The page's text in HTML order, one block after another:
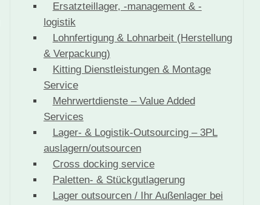
Ersatzteillager, -management & -
logistik
Lohnfertigung & Lohnarbeit (Herstellung
& Verpackung)
Kitting Dienstleistungen & Montage
Service
Mehrwertdienste – Value Added
Services
Lager- & Logistik-Outsourcing – 3PL
auslagern/outsourcen
Cross docking service
Paletten- & Stückgutlagerung
Lager outsourcen / Ihr Außenlager bei